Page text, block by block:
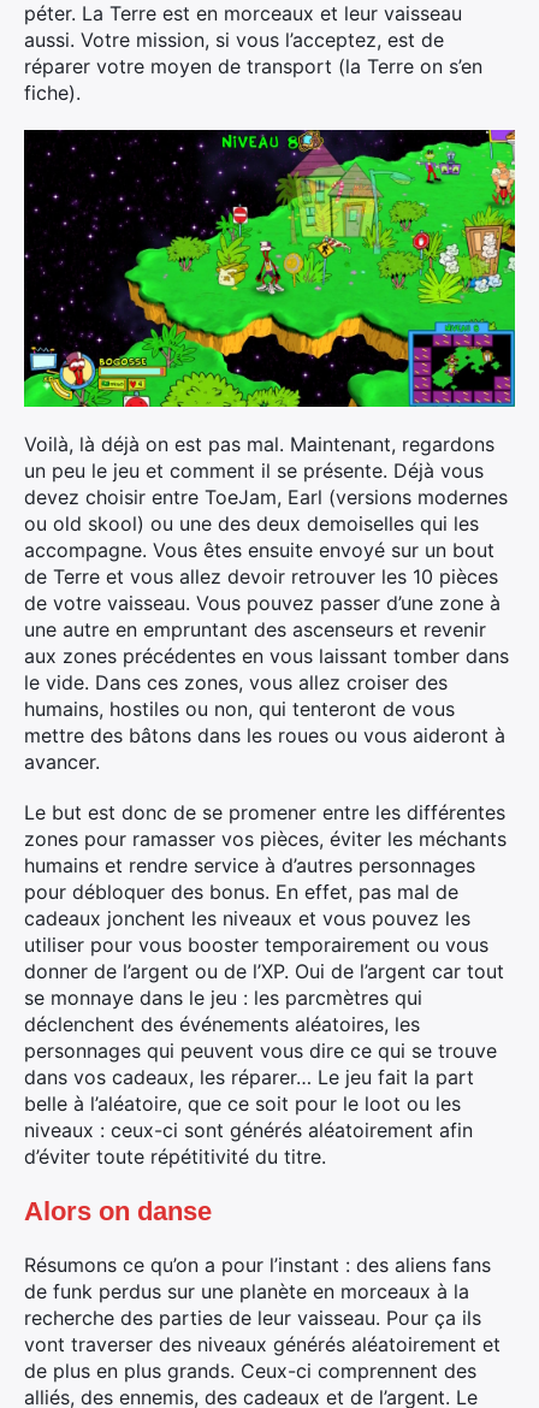
péter. La Terre est en morceaux et leur vaisseau
aussi. Votre mission, si vous l’acceptez, est de
réparer votre moyen de transport (la Terre on s’en
fiche).
Voilà, là déjà on est pas mal. Maintenant, regardons
un peu le jeu et comment il se présente. Déjà vous
devez choisir entre ToeJam, Earl (versions modernes
ou old skool) ou une des deux demoiselles qui les
accompagne. Vous êtes ensuite envoyé sur un bout
de Terre et vous allez devoir retrouver les 10 pièces
de votre vaisseau. Vous pouvez passer d’une zone à
une autre en empruntant des ascenseurs et revenir
aux zones précédentes en vous laissant tomber dans
le vide. Dans ces zones, vous allez croiser des
humains, hostiles ou non, qui tenteront de vous
mettre des bâtons dans les roues ou vous aideront à
avancer.
Le but est donc de se promener entre les différentes
zones pour ramasser vos pièces, éviter les méchants
humains et rendre service à d’autres personnages
pour débloquer des bonus. En effet, pas mal de
cadeaux jonchent les niveaux et vous pouvez les
utiliser pour vous booster temporairement ou vous
donner de l’argent ou de l’XP. Oui de l’argent car tout
se monnaye dans le jeu : les parcmètres qui
déclenchent des événements aléatoires, les
personnages qui peuvent vous dire ce qui se trouve
dans vos cadeaux, les réparer… Le jeu fait la part
belle à l’aléatoire, que ce soit pour le loot ou les
niveaux : ceux-ci sont générés aléatoirement afin
d’éviter toute répétitivité du titre.
Alors on danse
Résumons ce qu’on a pour l’instant : des aliens fans
de funk perdus sur une planète en morceaux à la
recherche des parties de leur vaisseau. Pour ça ils
vont traverser des niveaux générés aléatoirement et
de plus en plus grands. Ceux-ci comprennent des
alliés, des ennemis, des cadeaux et de l’argent. Le